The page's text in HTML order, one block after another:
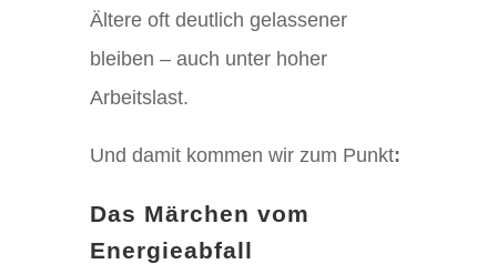
Ältere oft deutlich gelassener
bleiben – auch unter hoher
Arbeitslast.
Und damit kommen wir zum Punkt:
Das Märchen vom
Energieabfall